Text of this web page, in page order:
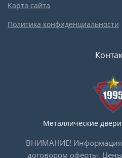
Карта сайта
Политика конфиденциальности
Металлические
ВНИМАНИЕ! Информация
договором оферты.